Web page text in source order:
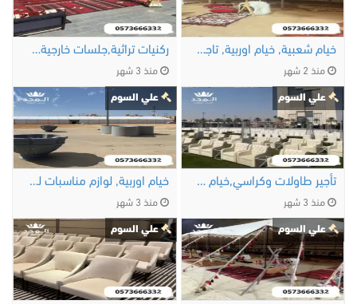
خيام شعبية, خيام اوربية, تاجير خيمه, جلسات …
منذ 2 شهر
ركنيات تراثية,جلسات خارجية خيام اوروبية, …
منذ 3 شهر
علي السوم
تأجير طاولات وكراسي,خيام اوربية, تاجير …
منذ 3 شهر
علي السوم
خيام اوربية, لوازم مناسبات للايجار,تاجير …
منذ 3 شهر
علي السوم علي السوم